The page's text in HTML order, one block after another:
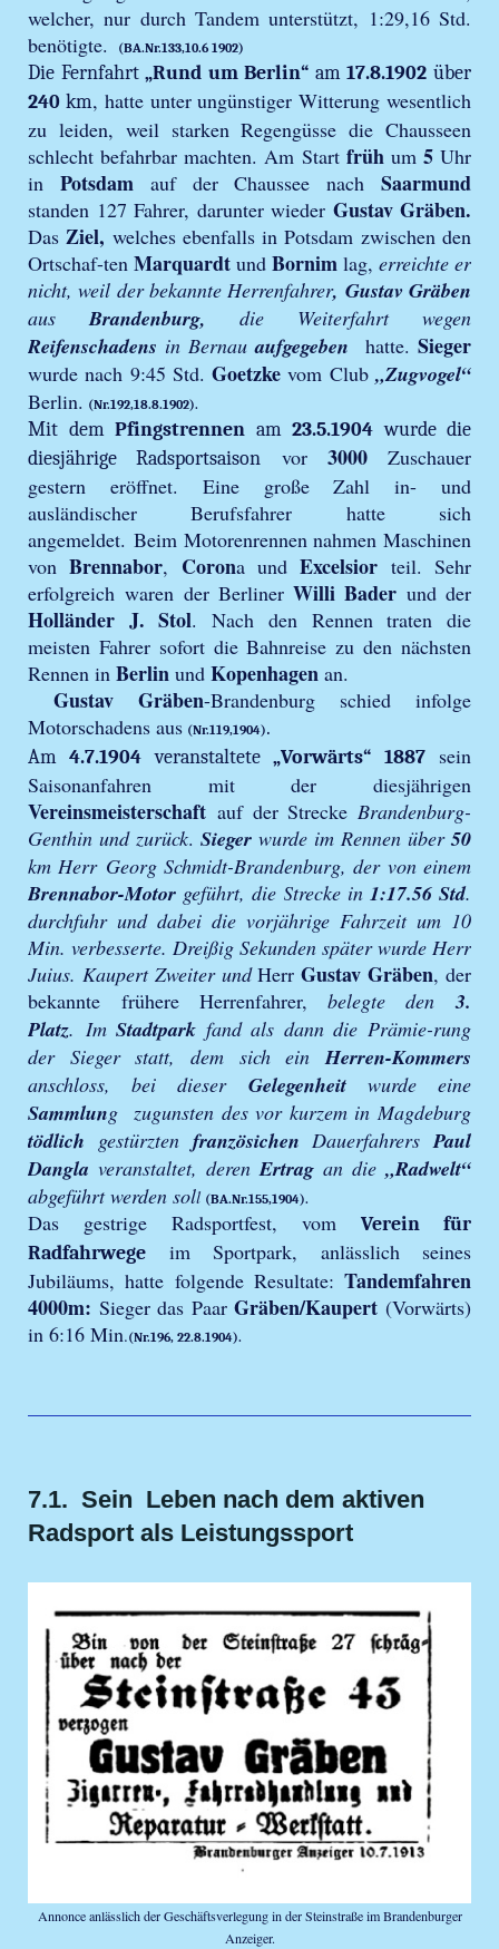
welcher, nur durch Tandem unterstützt, 1:29,16 Std.
benötigte.
(BA.Nr.133,10.6 1902)
Die Fernfahrt„Rund um Berlin“ am17.8.1902 über
240 km, hatte unter ungünstiger Witterung wesentlich
zu leiden, weil starken Regengüsse die Chausseen
schlecht befahrbar machten. Am Start frühum 5Uhr
in Potsdamauf der Chaussee nachSaarmund
standen 127 Fahrer, darunter wieder Gustav Gräben.
DasZiel, welches ebenfalls in Potsdam zwischen den
Ortschaf-ten Marquardt und Bornim lag, erreichte er
nicht, weil der bekannte Herrenfahrer, Gustav Gräben
ausBrandenburg, die Weiterfahrt wegen
Reifenschadens in Bernauaufgegeben hatte. Sieger
wurde nach 9:45 Std.Goetzke vom Club„Zugvogel“
Berlin. (Nr.192,18.8.1902).
Mit dem Pfingstrennen am 23.5.1904 wurde die
diesjährige Radsportsaison vor 3000Zuschauer
gestern eröffnet. Eine große Zahl in- und
ausländischer Berufsfahrer hatte sich
angemeldet. Beim Motorenrennen nahmen Maschinen
vonBrennabor, Corona undExcelsior teil. Sehr
erfolgreich waren der BerlinerWilli Bader und der
Holländer J. Stol. Nach den Rennen traten die
meisten Fahrer sofort die Bahnreise zu den nächsten
Rennen in Berlin und Kopenhagen an.
Gustav Gräben-Brandenburg schied infolge
Motorschadens aus (Nr.119,1904).
Am4.7.1904 veranstaltete„Vorwärts“ 1887sein
Saisonanfahren mit der diesjährigen
Vereinsmeisterschaft auf der Strecke Brandenburg-
Genthin und zurück. Sieger wurde im Rennen über50
km Herr Georg Schmidt-Brandenburg, der von einem
Brennabor-Motor geführt, die Strecke in 1:17.56 Std.
durchfuhr und dabei die vorjährige Fahrzeit um 10
Min. verbesserte. Dreißig Sekunden später wurde Herr
Juius. Kaupert Zweiter undHerrGustav Gräben, der
bekannte frühere Herrenfahrer,
belegte den3.
Platz. ImStadtpark fand als dann die Prämie-rung
der Sieger statt, dem sich einHerren-Kommers
anschloss, bei dieser Gelegenheitwurde eine
Sammlung zugunsten des vor kurzem in Magdeburg
tödlich gestürzten französichen DauerfahrersPaul
Dangla veranstaltet, derenErtrag an die „Radwelt“
abgeführt werden soll (BA.Nr.155,1904).
Das gestrige Radsportfest, vom Verein für
Radfahrwege im Sportpark, anlässlich seines
Jubiläums, hatte folgende Resultate: Tandemfahren
4000m: Sieger das PaarGräben/Kaupert (Vorwärts)
in 6:16 Min.(Nr.196, 22.8.1904).
7.1. Sein Leben nach dem aktiven
Radsport als Leistungssport
Annonce anlässlich der Geschäftsverlegung in der Steinstraße im Brandenburger
Anzeiger.